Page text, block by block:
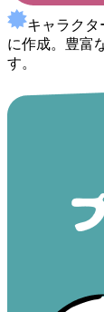
キャラク
に作成。豊富
す。